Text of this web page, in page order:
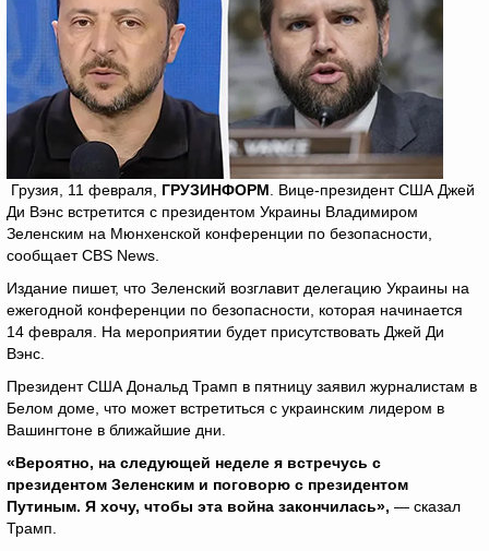
Грузия, 11 февраля, ГРУЗИНФОРМ . Вице-президент США Джей
Ди Вэнс встретится с президентом Украины Владимиром
Зеленским на Мюнхенской конференции по безопасности,
сообщает CBS News.
Издание пишет, что Зеленский возглавит делегацию Украины на
ежегодной конференции по безопасности, которая начинается
14 февраля. На мероприятии будет присутствовать Джей Ди
Вэнс.
Президент США Дональд Трамп в пятницу заявил журналистам в
Белом доме, что может встретиться с украинским лидером в
Вашингтоне в ближайшие дни.
«Вероятно, на следующей неделе я встречусь с
президентом Зеленским и поговорю с президентом
Путиным. Я хочу, чтобы эта война закончилась», — сказал
Трамп.